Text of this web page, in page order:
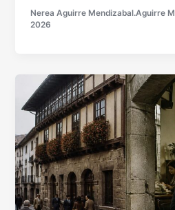
Nerea Aguirre Mendizabal.Aguirre
2026